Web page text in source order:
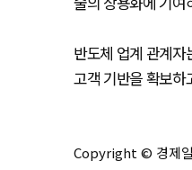
반도체 업계 관계
고객 기반을 확보
Copyright © 경제일